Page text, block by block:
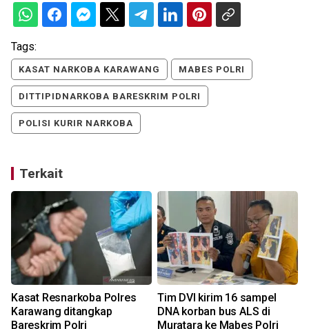
Tags:
KASAT NARKOBA KARAWANG MABES POLRI
DITTIPIDNARKOBA BARESKRIM POLRI
POLISI KURIR NARKOBA
Terkait
Kasat Resnarkoba Polres
Karawang ditangkap
Bareskrim Polri
Tim DVI kirim 16 sampel
DNA korban bus ALS di
Muratara ke Mabes Polri